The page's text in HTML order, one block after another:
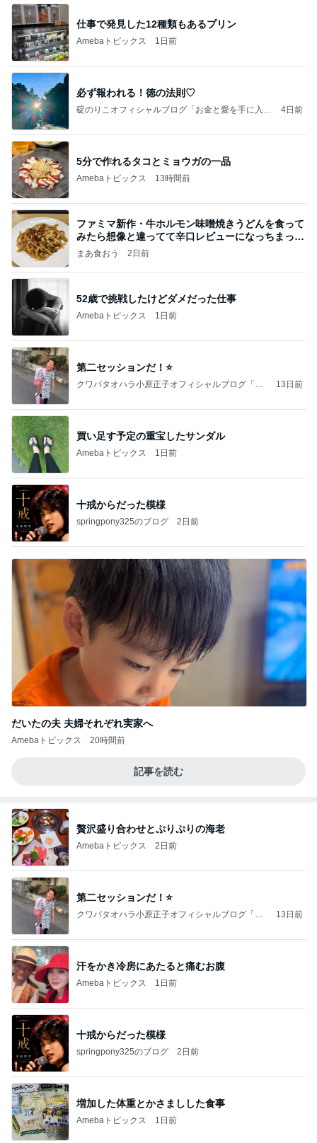
仕事で発見した12種類もあるプリン
Amebaトピックス 1日前
必ず報われる！徳の法則♡
碇のりこオフィシャルブログ「お金と愛を手に入れ
4日前
5分で作れるタコとミョウガの一品
Amebaトピックス 13時間前
ファミマ新作・牛ホルモン味噌焼きうどんを食って
みたら想像と違ってて辛口レビューになっちまった
話
まあ食おう 2日前
52歳で挑戦したけどダメだった仕事
Amebaトピックス 1日前
第二セッションだ！⭐️
クワバタオハラ小原正子オフィシャルブログ「女
13日前
買い足す予定の重宝したサンダル
Amebaトピックス 1日前
十戒からだった模様
springpony325のブログ 2日前
だいたの夫 夫婦それぞれ実家へ
Amebaトピックス 20時間前
記事を読む
贅沢盛り合わせとぷりぷりの海老
Amebaトピックス 2日前
第二セッションだ！⭐️
クワバタオハラ小原正子オフィシャルブログ「女
13日前
汗をかき冷房にあたると痛むお腹
Amebaトピックス 1日前
十戒からだった模様
springpony325のブログ 2日前
増加した体重とかさましした食事
Amebaトピックス 1日前